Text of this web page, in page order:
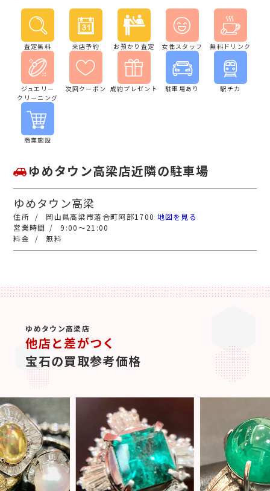
査定無料 来店予約 お預かり査定 女性スタッフ 無料ドリンク
ジュエリー
クリーニング
次回クーポン 成約プレゼント 駐車場あり 駅チカ
商業施設
ゆめタウン高梁店近隣の駐車場
ゆめタウン高梁
岡山県高梁市落合町阿部1700 地図を見る
9:00～21:00
無料
ゆめタウン高梁店
他店と差がつく
宝石の買取参考価格